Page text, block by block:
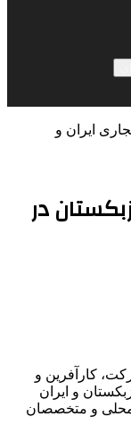
ایران و
در
این رویداد با حضور بیش از ۸۰ شرکت، کارآفرین و
و ایران
محلی و متخصصان